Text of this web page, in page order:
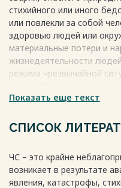
стихийного или иного
или повлекли за собой
здоровью людей или
материальные потери и
жизнедеятельности
режима чрезвычайной
или соответствующие
Чрезвычайные ситуации
По характеру источников
Показать еще текст
СПИСОК
ЧС – это крайне
возникает в результате
явления, катастрофы,